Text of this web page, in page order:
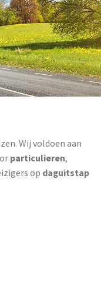
Wij voldoen aan
particulieren,
op daguitstap